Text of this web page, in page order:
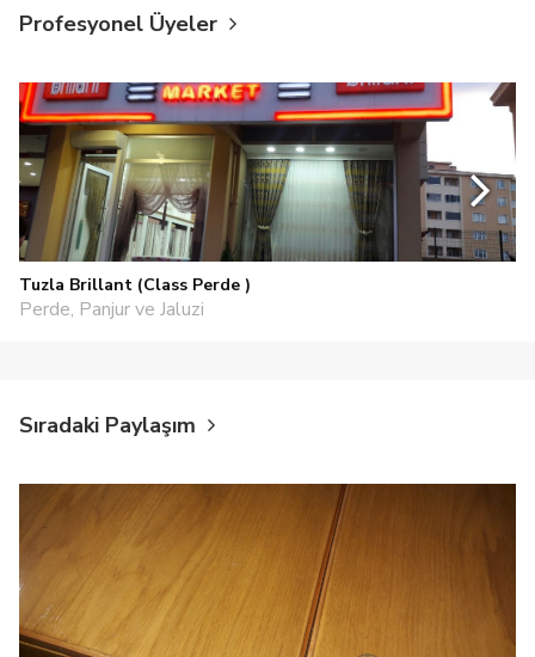
Profesyonel Üyeler
Tuzla Brillant (Class Perde )
Perde, Panjur ve Jaluzi
Sıradaki Paylaşım